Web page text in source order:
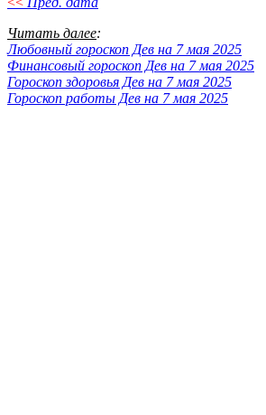
Читать далее:
Любовный гороскоп Дев на 7 мая 2025
Финансовый гороскоп Дев на 7 мая 2025
Гороскоп здоровья Дев на 7 мая 2025
Гороскоп работы Дев на 7 мая 2025